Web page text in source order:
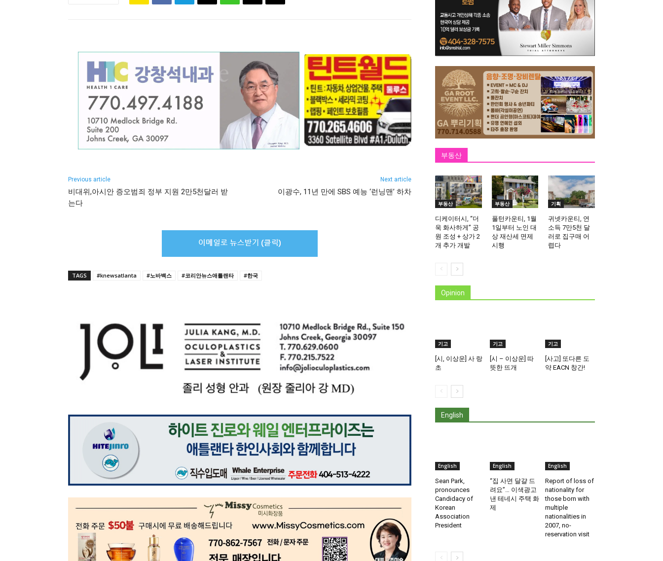
Previous article
비대위,아시안 증오범죄 정부 지원 2만5천달러 받
는다
Next article
이광수, 11년 만에 SBS 예능 ‘런닝맨’ 하차
TAGS #knewsatlanta #노바백스 #코리안뉴스애틀랜타 #한국
부동산
부동산
디케이터시, “더
욱 화사하게” 공
원 조성 + 상가 2
개 추가 개발
부동산
풀턴카운티, 1월
1일부터 노인 대
상 재산세 면제
시행
기획
귀넷카운티, 연
소득 7만5천 달
러로 집구매 어
렵다
Opinion
기고
[시, 이상운] 사 랑
초
기고
[시 – 이상운] 따
뜻한 뜨개
기고
[사고] 또다른 도
약 EACN 창간!
English
English
Sean Park,
pronounces
Candidacy of
Korean
Association
President
English
“집 사면 달걀 드
려요”… 이색광고
낸 테네시 주택 화
제
English
Report of loss of
nationality for
those born with
multiple
nationalities in
2007, no-
reservation visit